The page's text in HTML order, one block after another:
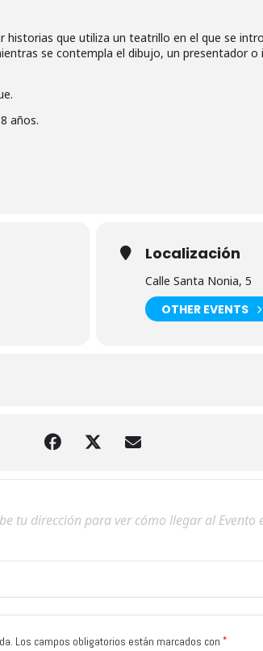
historias que utiliza un teatrillo en el que se
se contempla el dibujo, un presentador o
años.
Localización
Calle Santa Nonia, 5
OTHER EVENTS
Los campos obligatorios están marcados con *